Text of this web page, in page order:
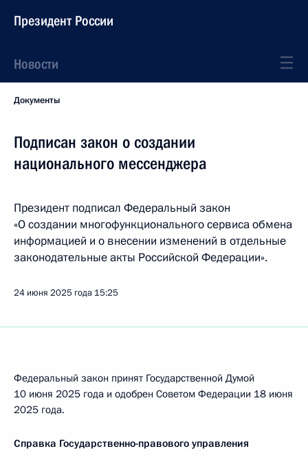
Президент России
Новости
Документы
Подписан закон о создании
национального мессенджера
Президент подписал Федеральный закон
«О создании многофункционального сервиса обмена
информацией и о внесении изменений в отдельные
законодательные акты Российской Федерации».
24 июня 2025 года 15:25
Федеральный закон принят Государственной Думой
10 июня 2025 года и одобрен Советом Федерации 18 июня
2025 года.
Справка Государственно-правового управления